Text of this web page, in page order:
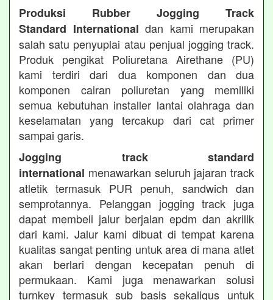
Produksi Rubber Jogging Track
Standard International dan kami merupakan
salah satu penyuplai atau penjual jogging track.
Produk pengikat Poliuretana Airethane (PU)
kami terdiri dari dua komponen dan dua
komponen cairan poliuretan yang memiliki
semua kebutuhan installer lantai olahraga dan
keselamatan yang tercakup dari cat primer
sampai garis.
Jogging track standard
international menawarkan seluruh jajaran track
atletik termasuk PUR penuh, sandwich dan
semprotannya. Pelanggan jogging track juga
dapat membeli jalur berjalan epdm dan akrilik
dari kami. Jalur kami dibuat di tempat karena
kualitas sangat penting untuk area di mana atlet
akan berlari dengan kecepatan penuh di
permukaan. Kami juga menawarkan solusi
turnkey termasuk sub basis sekaligus untuk